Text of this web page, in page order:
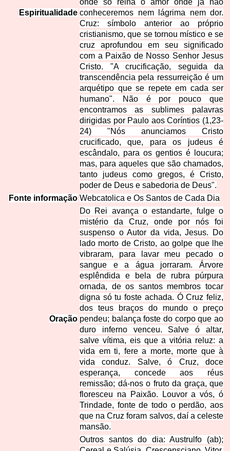
Espiritualidade conheceremos nem lágrima nem dor.
Cruz: símbolo anterior ao próprio
cristianismo, que se tornou místico e se
cruz aprofundou em seu significado
com a Paixão de Nosso Senhor Jesus
Cristo. "A crucificação, seguida da
transcendência pela ressurreição é um
arquétipo que se repete em cada ser
humano". Não é por pouco que
encontramos as sublimes palavras
dirigidas por Paulo aos Coríntios (1,23-
24) "Nós anunciamos Cristo
crucificado, que, para os judeus é
escândalo, para os gentios é loucura;
mas, para aqueles que são chamados,
tanto judeus como gregos, é Cristo,
poder de Deus e sabedoria de Deus".
Fonte informação Webcatolica e Os Santos de Cada Dia
Oração
Do Rei avança o estandarte, fulge o
mistério da Cruz, onde por nós foi
suspenso o Autor da vida, Jesus. Do
lado morto de Cristo, ao golpe que lhe
vibraram, para lavar meu pecado o
sangue e a água jorraram. Árvore
esplêndida e bela de rubra púrpura
ornada, de os santos membros tocar
digna só tu foste achada. Ó Cruz feliz,
dos teus braços do mundo o preço
pendeu; balança foste do corpo que ao
duro inferno venceu. Salve ó altar,
salve vítima, eis que a vitória reluz: a
vida em ti, fere a morte, morte que à
vida conduz. Salve, ó Cruz, doce
esperança, concede aos réus
remissão; dá-nos o fruto da graça, que
floresceu na Paixão. Louvor a vós, ó
Trindade, fonte de todo o perdão, aos
que na Cruz foram salvos, daí a celeste
mansão.
Outros santos do dia: Austrulfo (ab);